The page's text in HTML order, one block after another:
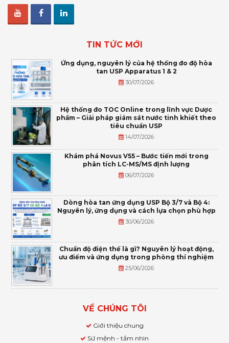
TIN TỨC MỚI
Ứng dụng, nguyên lý của hệ thống đo độ hòa
tan USP Apparatus 1 & 2
30/07/2026
Hệ thống đo TOC Online trong lĩnh vực Dược
phẩm – Giải pháp giám sát nước tinh khiết theo
tiêu chuẩn USP
14/07/2026
Khám phá Novus V55 – Bước tiến mới trong
phân tích LC-MS/MS định lượng
06/07/2026
Dòng hòa tan ứng dụng USP Bộ 3/7 và Bộ 4:
Nguyên lý, ứng dụng và cách lựa chọn phù hợp
30/06/2026
Chuẩn độ điện thế là gì? Nguyên lý hoạt động,
ưu điểm và ứng dụng trong phòng thí nghiệm
25/06/2026
VỀ CHÚNG TÔI
Giới thiệu chung
Sứ mệnh - tầm nhìn